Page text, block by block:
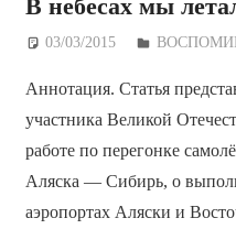
В небесах мы
03/03/2015 Дежурный
Аннотация. Статья
участника Великой
работе по перегонке
Аляска — Сибирь, о
аэропортах Аляски и